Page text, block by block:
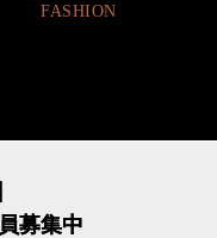
LIFESTYLE
募集中